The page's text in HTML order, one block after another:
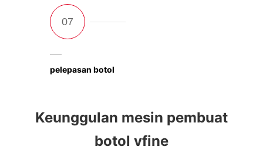
pelepasan botol
Keunggulan mesin pembuat
botol vfine